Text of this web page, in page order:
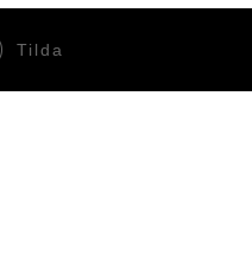
Tilda